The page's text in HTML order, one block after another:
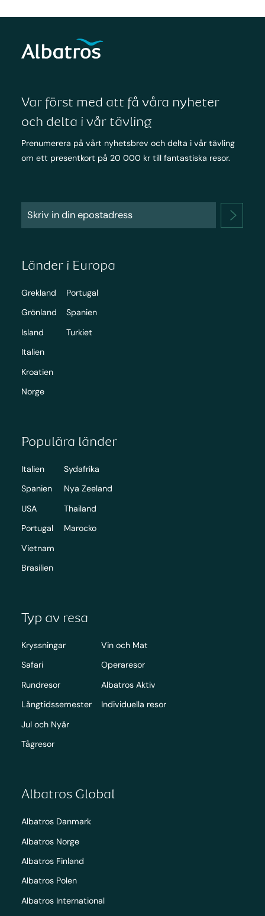
Var först med att få våra nyheter
och delta i vår tävling
Prenumerera på vårt nyhetsbrev och delta i vår tävling
om ett presentkort på 20 000 kr till fantastiska resor.
Länder i Europa
Grekland
Grönland
Island
Italien
Kroatien
Norge
Portugal
Spanien
Turkiet
Populära länder
Italien
Spanien
USA
Portugal
Vietnam
Brasilien
Sydafrika
Nya Zeeland
Thailand
Marocko
Typ av resa
Kryssningar
Safari
Rundresor
Långtidssemester
Jul och Nyår
Tågresor
Vin och Mat
Operaresor
Albatros Aktiv
Individuella resor
Albatros Global
Albatros Danmark
Albatros Norge
Albatros Finland
Albatros Polen
Albatros International